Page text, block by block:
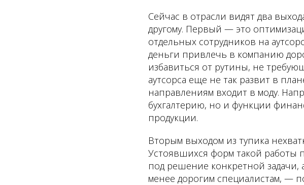
Сейчас в отрасли видят два
другому. Первый — это
отдельных сотрудников на
деньги привлечь в компанию
избавиться от рутины, не
аутсорса еще не так развит в
направлениям входит в моду.
бухгалтерию, но и функции
продукции.
Вторым выходом из тупика
Устоявшихся форм такой работы
под решение конкретной задачи,
менее дорогим специалистам, —